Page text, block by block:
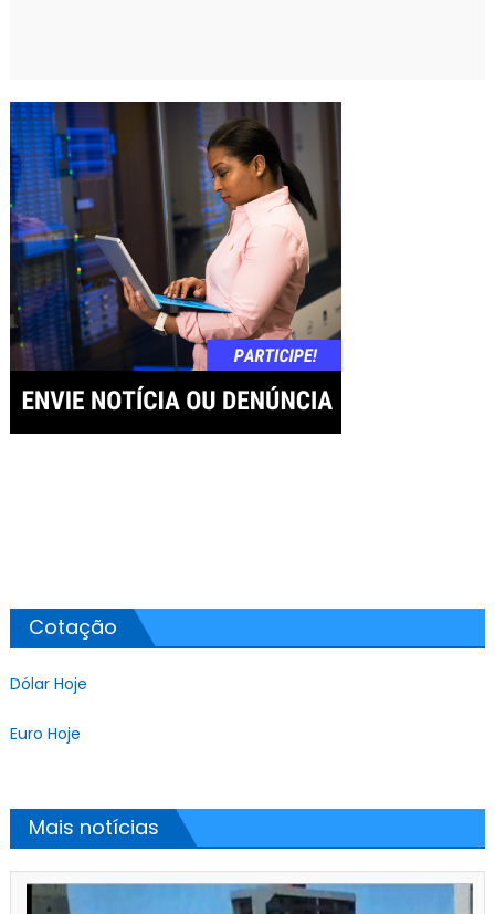
Cotação
Dólar Hoje
Euro Hoje
Mais notícias